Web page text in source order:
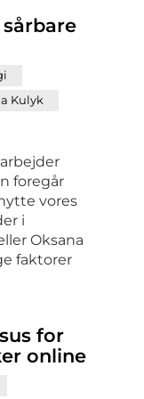
Kulyk
foregår
vores
i
Oksana
faktorer
for
online